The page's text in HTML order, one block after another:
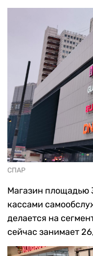
СПАР
Магазин площадью
кассами
делается на
сейчас занимает